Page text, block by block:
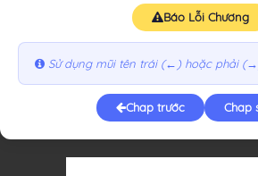
Báo Lỗi Chương
Sử dụng mũi tên trái (←) hoặc phải
Chap trước Chap